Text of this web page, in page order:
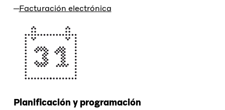
Facturación electrónica
Planificación y programación